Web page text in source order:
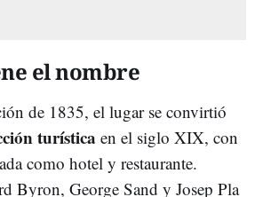
el nombre
de 1835, el lugar se convirtió
turística en el siglo XIX, con
como hotel y restaurante.
Byron, George Sand y Josep Pla